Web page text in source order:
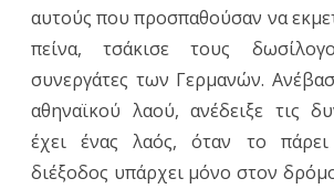
αυτούς που προσπαθούσαν να
πείνα, τσάκισε τους
συνεργάτες των Γερμανών.
αθηναϊκού λαού, ανέδειξε τις
έχει ένας λαός, όταν το
διέξοδος υπάρχει μόνο στον